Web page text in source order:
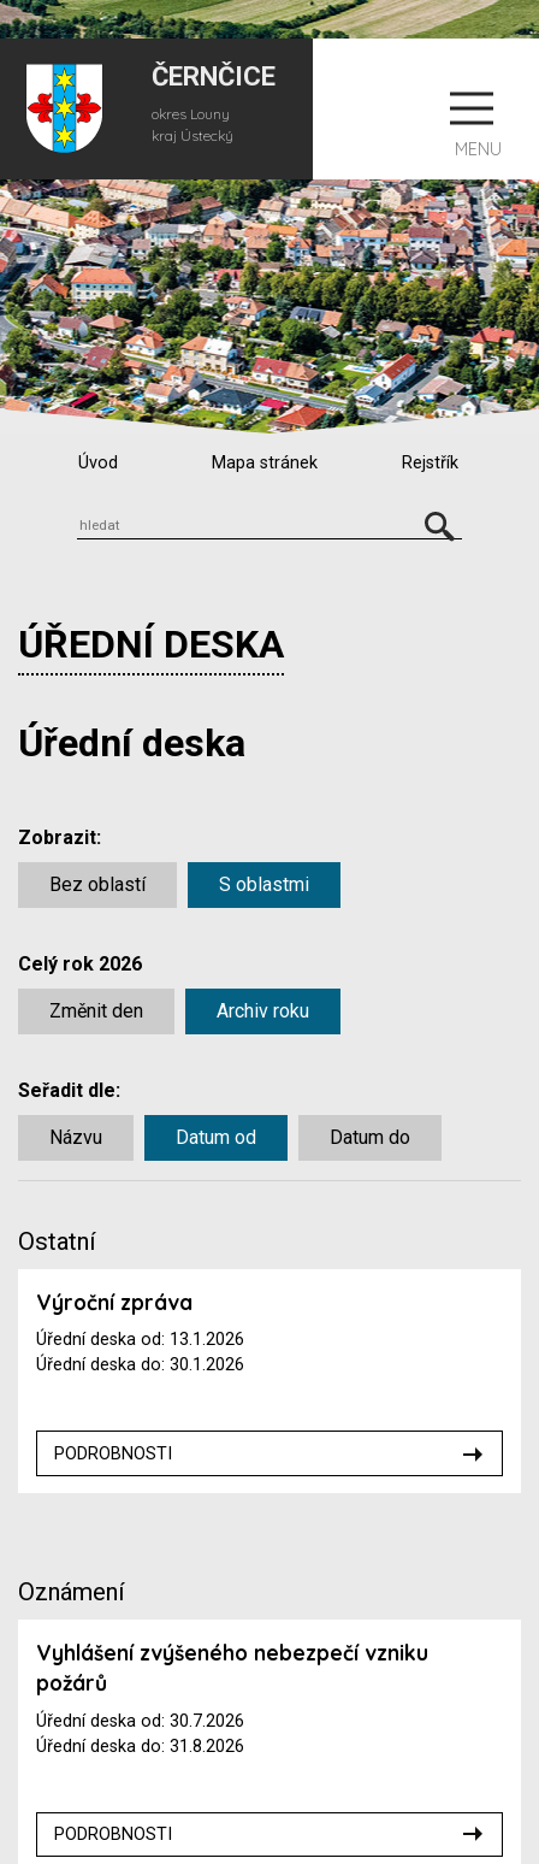
ČERNČICE
okres Louny
kraj Ústecký
MENU
Úvod Mapa stránek Rejstřík
ÚŘEDNÍ DESKA
Úřední deska
Zobrazit:
Bez oblastí S oblastmi
Celý rok 2026
Změnit den Archiv roku
Seřadit dle:
Názvu Datum od Datum do
Ostatní
Výroční zpráva
Úřední deska od: 13.1.2026
Úřední deska do: 30.1.2026
PODROBNOSTI
Oznámení
Vyhlášení zvýšeného nebezpečí vzniku
požárů
Úřední deska od: 30.7.2026
Úřední deska do: 31.8.2026
PODROBNOSTI